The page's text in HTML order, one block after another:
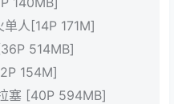
人[14P 171M]
514MB]
154M]
塞 [40P 594MB]